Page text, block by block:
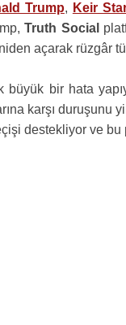
Trump, Keir
Truth Social
açarak rüzgâr
büyük bir hata
karşı duruşunu
destekliyor ve bu